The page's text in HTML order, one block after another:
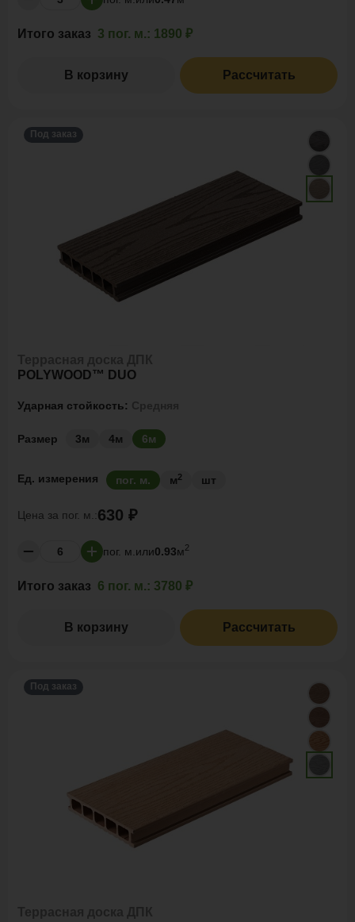
Итого заказ 3 пог. м.: 1890 ₽
В корзину Рассчитать
Под заказ
POLYWOOD™ DUO
Ударная стойкость:
Размер 3м 4м 6м
Ед. измерения пог. м. м2 шт
Цена за пог. м.:630 ₽
пог. м. или0.93м2
Итого заказ 6 пог. м.: 3780 ₽
В корзину Рассчитать
Под заказ